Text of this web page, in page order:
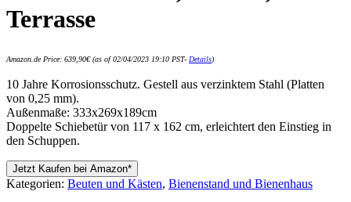
Terrasse
Amazon.de Price: 639,90€(as of 02/04/2023 19:10 PST- Details)
10 Jahre Korrosionsschutz. Gestell aus verzinktem Stahl (Platten
von 0,25 mm).
Außenmaße: 333x269x189cm
Doppelte Schiebetür von 117 x 162 cm, erleichtert den Einstieg in
den Schuppen.
Jetzt Kaufen bei Amazon*
Kategorien: Beuten und Kästen, Bienenstand und Bienenhaus